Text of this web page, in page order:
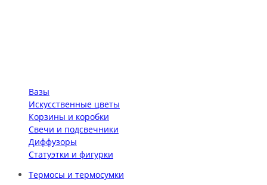
Вазы
Искусственные цветы
Корзины и коробки
Свечи и подсвечники
Диффузоры
Статуэтки и фигурки
Термосы и термосумки